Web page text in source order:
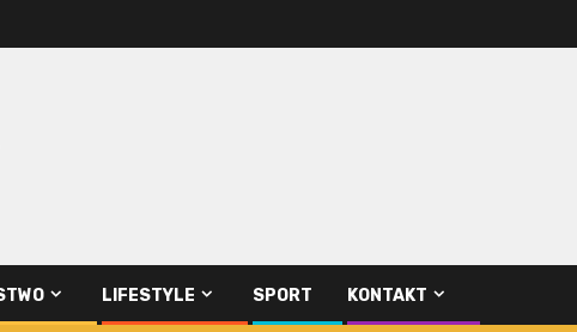
LIFESTYLE SPORT KONTAKT